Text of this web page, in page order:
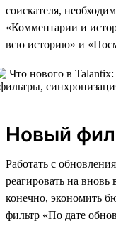
соискателя,
«Комментарии и
всю историю» и
Новый
Работать с
реагировать на
конечно, экономить
фильтр «По дате